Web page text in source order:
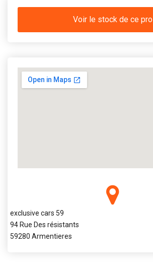
Voir le stock de ce pro
exclusive cars 59
94 Rue Des résistants
59280 Armentieres